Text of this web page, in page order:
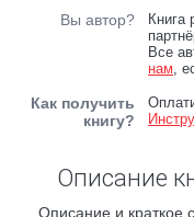
Вы автор?
Книга
Все
нам,
Как получить
книгу?
Описание
Описание и краткое